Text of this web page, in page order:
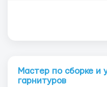
Мастер по сборке и
гарнитуров